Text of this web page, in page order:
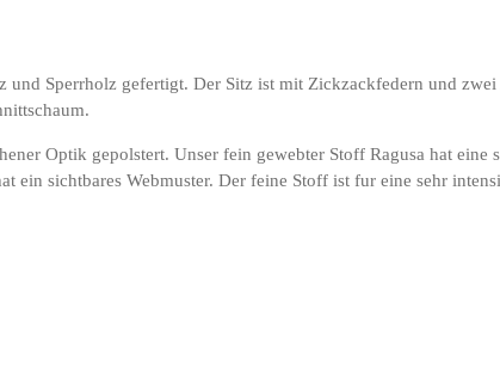
und Sperrholz gefertigt. Der Sitz ist mit Zickzackfedern und
Optik gepolstert. Unser fein gewebter Stoff Ragusa hat
ein sichtbares Webmuster. Der feine Stoff ist fur eine sehr